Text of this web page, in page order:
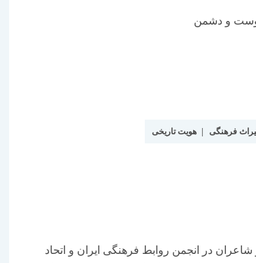
فرهنگی هویت تاریخی
در انجمن روابط فرهنگی ایران و اتحاد